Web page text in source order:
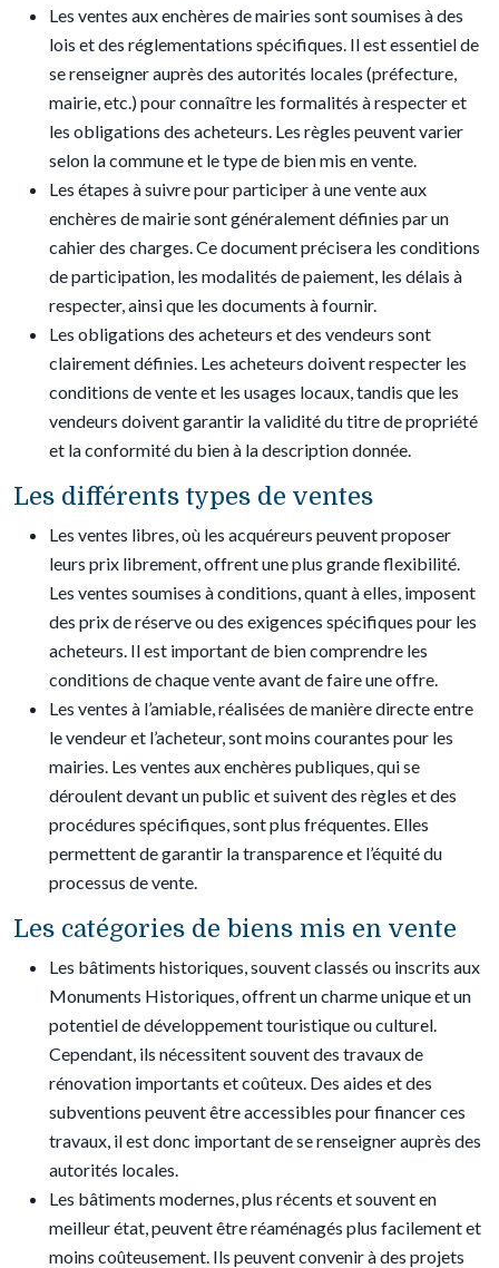
Les ventes aux enchères de mairies sont soumises à des
lois et des réglementations spécifiques. Il est essentiel de
se renseigner auprès des autorités locales (préfecture,
mairie, etc.) pour connaître les formalités à respecter et
les obligations des acheteurs. Les règles peuvent varier
selon la commune et le type de bien mis en vente.
Les étapes à suivre pour participer à une vente aux
enchères de mairie sont généralement définies par un
cahier des charges. Ce document précisera les conditions
de participation, les modalités de paiement, les délais à
respecter, ainsi que les documents à fournir.
Les obligations des acheteurs et des vendeurs sont
clairement définies. Les acheteurs doivent respecter les
conditions de vente et les usages locaux, tandis que les
vendeurs doivent garantir la validité du titre de propriété
et la conformité du bien à la description donnée.
Les différents types de ventes
Les ventes libres, où les acquéreurs peuvent proposer
leurs prix librement, offrent une plus grande flexibilité.
Les ventes soumises à conditions, quant à elles, imposent
des prix de réserve ou des exigences spécifiques pour les
acheteurs. Il est important de bien comprendre les
conditions de chaque vente avant de faire une offre.
Les ventes à l’amiable, réalisées de manière directe entre
le vendeur et l’acheteur, sont moins courantes pour les
mairies. Les ventes aux enchères publiques, qui se
déroulent devant un public et suivent des règles et des
procédures spécifiques, sont plus fréquentes. Elles
permettent de garantir la transparence et l’équité du
processus de vente.
Les catégories de biens mis en vente
Les bâtiments historiques, souvent classés ou inscrits aux
Monuments Historiques, offrent un charme unique et un
potentiel de développement touristique ou culturel.
Cependant, ils nécessitent souvent des travaux de
rénovation importants et coûteux. Des aides et des
subventions peuvent être accessibles pour financer ces
travaux, il est donc important de se renseigner auprès des
autorités locales.
Les bâtiments modernes, plus récents et souvent en
meilleur état, peuvent être réaménagés plus facilement et
moins coûteusement. Ils peuvent convenir à des projets